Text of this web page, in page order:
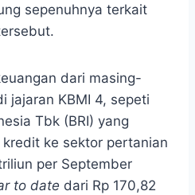
sepenuhnya terkait
dari masing-
jajaran KBMI 4, sepeti
Tbk (BRI) yang
ke sektor pertanian
per September
to date dari Rp 170,82